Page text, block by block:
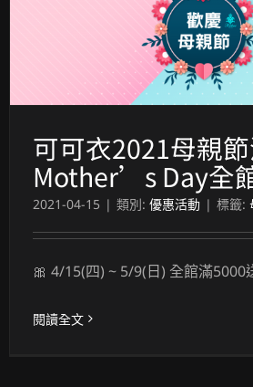
可可衣2021母親
Mother’s Day全
2021-04-15 | 類別: 優惠活動 | 標籤:
🎀 4/15(四) ~ 5/9(日) 全館滿5000
閱讀全文